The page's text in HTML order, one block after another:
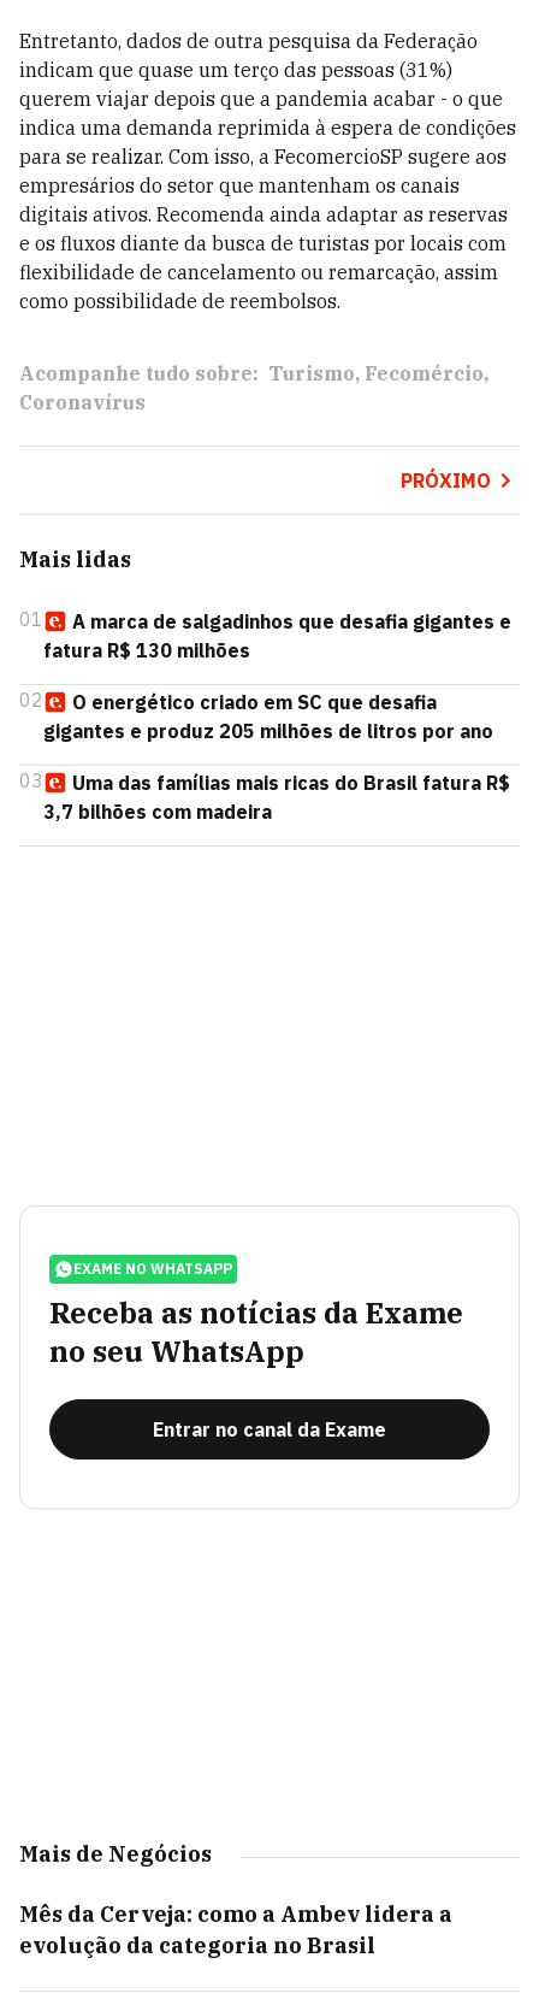
Entretanto, dados de outra pesquisa da Federação
indicam que quase um terço das pessoas (31%)
querem viajar depois que a pandemia acabar - o que
indica uma demanda reprimida à espera de condições
para se realizar. Com isso, a FecomercioSP sugere aos
empresários do setor que mantenham os canais
digitais ativos. Recomenda ainda adaptar as reservas
e os fluxos diante da busca de turistas por locais com
flexibilidade de cancelamento ou remarcação, assim
como possibilidade de reembolsos.
Acompanhe tudo sobre: Turismo Fecomércio
Coronavírus
PRÓXIMO
Mais lidas
01
A marca de salgadinhos que desafia gigantes e
fatura R$ 130 milhões
02
O energético criado em SC que desafia
gigantes e produz 205 milhões de litros por ano
03
Uma das famílias mais ricas do Brasil fatura R$
3,7 bilhões com madeira
EXAME NO WHATSAPP
Receba as notícias da Exame
no seu WhatsApp
Entrar no canal da Exame
Mais de Negócios
Mês da Cerveja: como a Ambev lidera a
evolução da categoria no Brasil